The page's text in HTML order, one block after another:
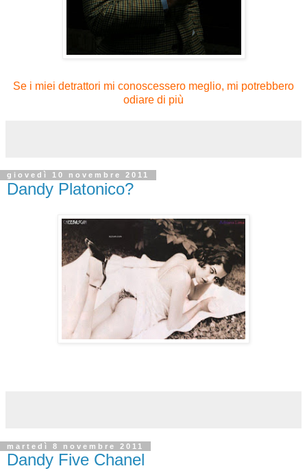
Se i miei detrattori mi conoscessero meglio, mi potrebbero
odiare di più
giovedì 10 novembre 2011
Dandy Platonico?
martedì 8 novembre 2011
Dandy Five Chanel